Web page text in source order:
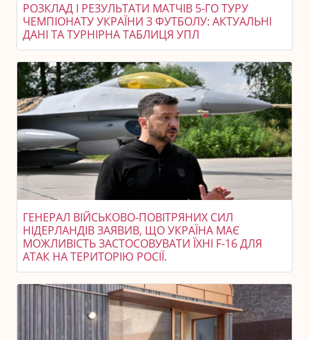
РОЗКЛАД І РЕЗУЛЬТАТИ МАТЧІВ 5-ГО ТУРУ
ЧЕМПІОНАТУ УКРАЇНИ З ФУТБОЛУ: АКТУАЛЬНІ
ДАНІ ТА ТУРНІРНА ТАБЛИЦЯ УПЛ
ГЕНЕРАЛ ВІЙСЬКОВО-ПОВІТРЯНИХ СИЛ
НІДЕРЛАНДІВ ЗАЯВИВ, ЩО УКРАЇНА МАЄ
МОЖЛИВІСТЬ ЗАСТОСОВУВАТИ ЇХНІ F-16 ДЛЯ
АТАК НА ТЕРИТОРІЮ РОСІЇ.